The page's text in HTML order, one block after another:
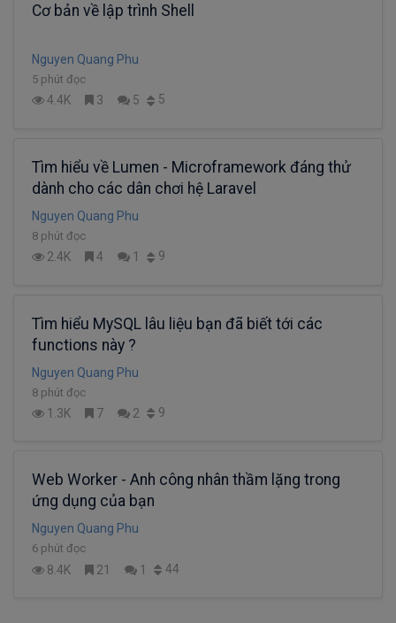
Cơ bản về lập trình Shell
Nguyen Quang Phu
5 phút đọc
4.4K 3 5 5
Tìm hiểu về Lumen - Microframework đáng thử
dành cho các dân chơi hệ Laravel
Nguyen Quang Phu
8 phút đọc
2.4K 4 1 9
Tìm hiểu MySQL lâu liệu bạn đã biết tới các
functions này ?
Nguyen Quang Phu
8 phút đọc
1.3K 7 2 9
Web Worker - Anh công nhân thầm lặng trong
ứng dụng của bạn
Nguyen Quang Phu
6 phút đọc
8.4K 21 1 44